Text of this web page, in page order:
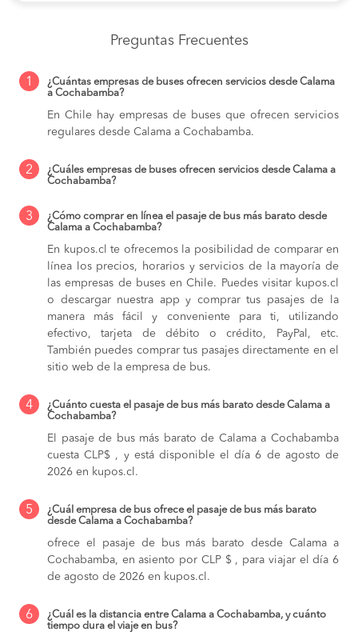
Preguntas Frecuentes
1
¿Cuántas empresas de buses ofrecen servicios desde Calama
a Cochabamba?
En Chile hay empresas de buses que ofrecen servicios
regulares desde Calama a Cochabamba.
2
¿Cuáles empresas de buses ofrecen servicios desde Calama a
Cochabamba?
3
¿Cómo comprar en línea el pasaje de bus más barato desde
Calama a Cochabamba?
En kupos.cl te ofrecemos la posibilidad de comparar en
línea los precios, horarios y servicios de la mayoría de
las empresas de buses en Chile. Puedes visitar kupos.cl
o descargar nuestra app y comprar tus pasajes de la
manera más fácil y conveniente para ti, utilizando
efectivo, tarjeta de débito o crédito, PayPal, etc.
También puedes comprar tus pasajes directamente en el
sitio web de la empresa de bus.
4
¿Cuánto cuesta el pasaje de bus más barato desde Calama a
Cochabamba?
El pasaje de bus más barato de Calama a Cochabamba
cuesta CLP$ , y está disponible el día 6 de agosto de
2026 en kupos.cl.
5
¿Cuál empresa de bus ofrece el pasaje de bus más barato
desde Calama a Cochabamba?
ofrece el pasaje de bus más barato desde Calama a
Cochabamba, en asiento por CLP $ , para viajar el día 6
de agosto de 2026 en kupos.cl.
6
¿Cuál es la distancia entre Calama a Cochabamba, y cuánto
tiempo dura el viaje en bus?